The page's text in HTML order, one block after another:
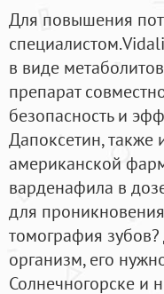
Для повышения
в виде
препарат
безопасность и
Дапоксетин, также
американской
варденафила в
для
томография
организм, его
Солнечногорске и